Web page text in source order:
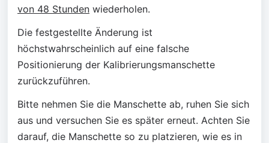
von 48 Stunden wiederholen.
Die festgestellte Änderung ist
höchstwahrscheinlich auf eine falsche
Positionierung der Kalibrierungsmanschette
zurückzuführen.
Bitte nehmen Sie die Manschette ab, ruhen Sie sich
aus und versuchen Sie es später erneut. Achten Sie
darauf, die Manschette so zu platzieren, wie es in